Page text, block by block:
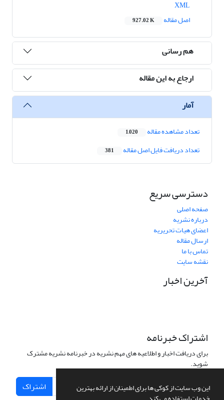
این وب سایت از کوکی ها برای اطمینان از ارائه بهترین
اصل مقاله
927.02 K
هم رسانی
ارجاع به این مقاله
آمار
تعداد مشاهده مقاله 1,020
تعداد دریافت فایل اصل مقاله 381
دسترسی سریع
صفحه اصلی
درباره نشریه
اعضای هیات تحریریه
ارسال مقاله
تماس با ما
نقشه سایت
آخرین اخبار
اشتراک خبرنامه
برای دریافت اخبار و اطلاعیه های مهم نشریه در خبرنامه نشریه مشترک
شوید.
اشتراک